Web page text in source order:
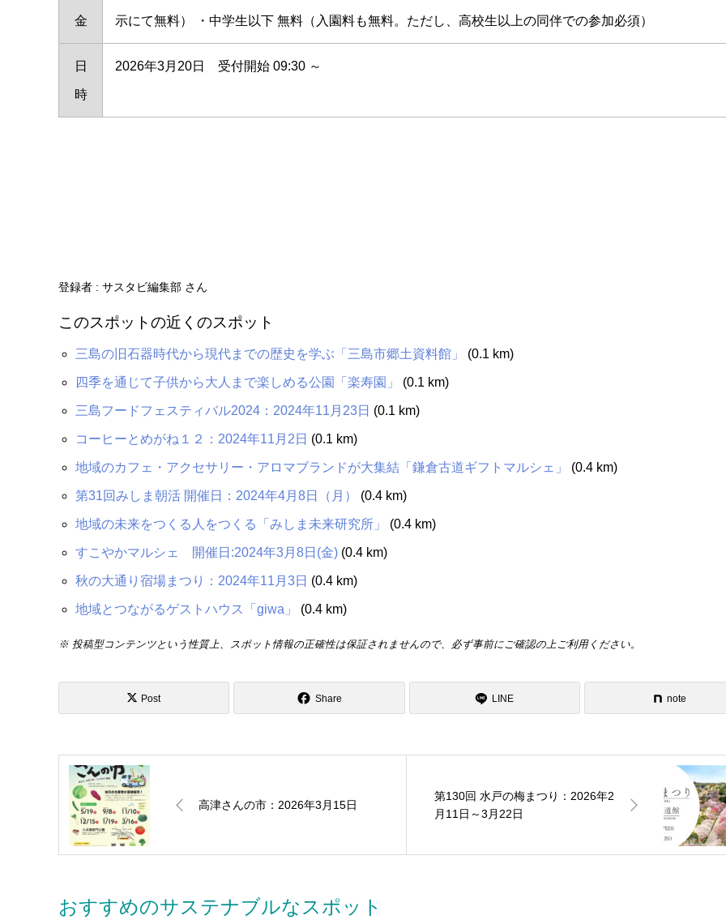
金 示にて無料） ・中学生以下 無料（入園料も無料。ただし、高校生以上の同伴での参加必須）
日
時
2026年3月20日 受付開始 09:30 ～
登録者 : サスタビ編集部 さん
このスポットの近くのスポット
三島の旧石器時代から現代までの歴史を学ぶ「三島市郷土資料館」 (0.1 km)
四季を通じて子供から大人まで楽しめる公園「楽寿園」 (0.1 km)
三島フードフェスティバル2024：2024年11月23日 (0.1 km)
コーヒーとめがね１２：2024年11月2日 (0.1 km)
地域のカフェ・アクセサリー・アロマブランドが大集結「鎌倉古道ギフトマルシェ」 (0.4 km)
第31回みしま朝活 開催日：2024年4月8日（月） (0.4 km)
地域の未来をつくる人をつくる「みしま未来研究所」 (0.4 km)
すこやかマルシェ 開催日:2024年3月8日(金)(0.4 km)
秋の大通り宿場まつり：2024年11月3日 (0.4 km)
地域とつながるゲストハウス「giwa」 (0.4 km)
※ 投稿型コンテンツという性質上、スポット情報の正確性は保証されませんので、必ず事前にご確認の上ご利用ください。
Post Share LINE note
高津さんの市：2026年3月15日
第130回 水戸の梅まつり：2026年2
月11日～3月22日
おすすめのサステナブルなスポット